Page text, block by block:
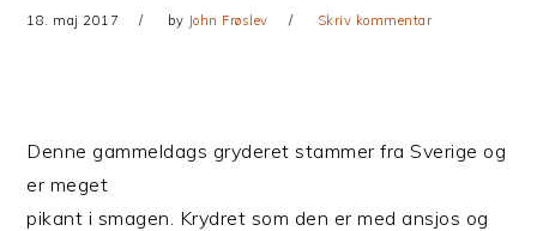
18. maj 2017 by John Frøslev Skriv kommentar
Denne gammeldags gryderet stammer fra Sverige og
er meget
pikant i smagen. Krydret som den er med ansjos og